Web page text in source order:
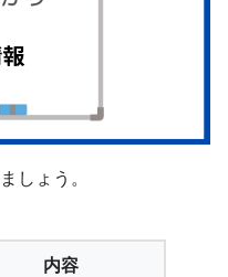
しょう。
内容